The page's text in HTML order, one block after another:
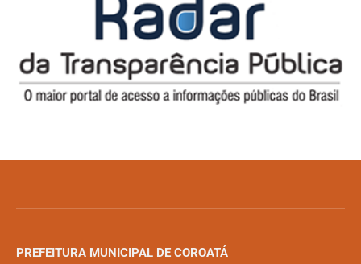
PREFEITURA MUNICIPAL DE COROATÁ